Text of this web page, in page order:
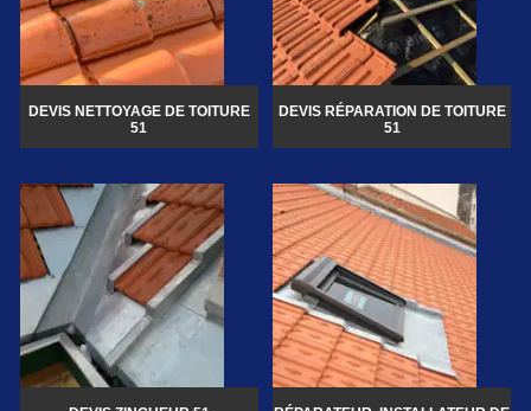
DEVIS NETTOYAGE DE TOITURE
51
DEVIS RÉPARATION DE TOITURE
51